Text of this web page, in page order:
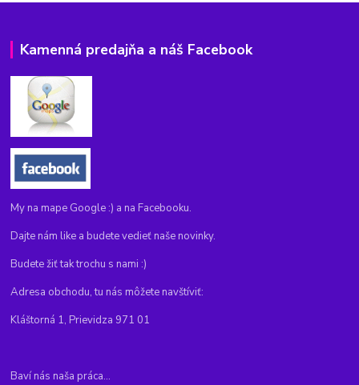
Kamenná predajňa a náš Facebook
My na mape Google :) a na Facebooku.
Dajte nám like a budete vedieť naše novinky.
Budete žiť tak trochu s nami :)
Adresa obchodu, tu nás môžete navštíviť:
Kláštorná 1, Prievidza 971 01
Baví nás naša práca...